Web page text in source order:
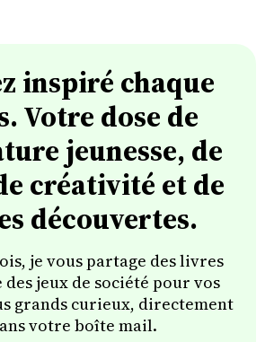
inspiré chaque
Votre dose de
jeunesse, de
créativité et de
découvertes.
je vous partage des livres
des jeux de société pour vos
grands curieux, directement
votre boîte mail.